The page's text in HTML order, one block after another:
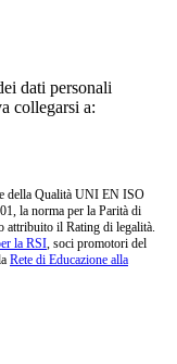
dati personali
collegarsi a:
della Qualità UNI EN ISO
la norma per la Parità di
attribuito il Rating di legalità.
la RSI, soci promotori del
Rete di Educazione alla